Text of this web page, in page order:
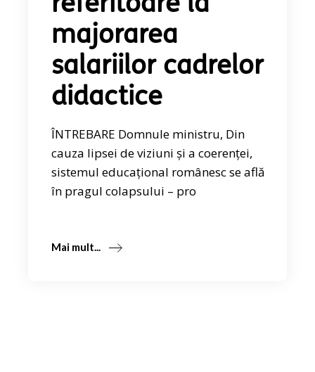
referitoare la
majorarea
salariilor cadrelor
didactice
ÎNTREBARE Domnule ministru, Din
cauza lipsei de viziuni și a coerenței,
sistemul educațional românesc se află
în pragul colapsului – pro
Mai mult...